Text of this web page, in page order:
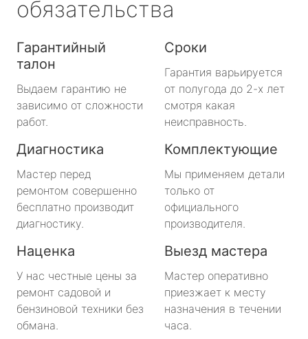
обязательства
Гарантийный
талон
Выдаем гарантию не
зависимо от сложности
работ.
Сроки
Гарантия варьируется
от полугода до 2-х лет
смотря какая
неисправность.
Диагностика
Мастер перед
ремонтом совершенно
бесплатно производит
диагностику.
Комплектующие
Мы применяем детали
только от
официального
производителя.
Наценка
У нас честные цены за
ремонт садовой и
бензиновой техники без
обмана.
Выезд мастера
Мастер оперативно
приезжает к месту
назначения в течении
часа.